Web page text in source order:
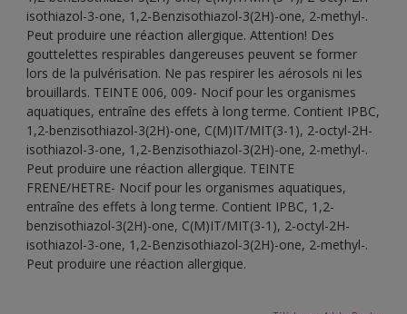
isothiazol-3-one, 1,2-Benzisothiazol-3(2H)-one, 2-methyl-.
Peut produire une réaction allergique. Attention! Des
gouttelettes respirables dangereuses peuvent se former
lors de la pulvérisation. Ne pas respirer les aérosols ni les
brouillards. TEINTE 006, 009- Nocif pour les organismes
aquatiques, entraîne des effets à long terme. Contient IPBC,
1,2-benzisothiazol-3(2H)-one, C(M)IT/MIT(3-1), 2-octyl-2H-
isothiazol-3-one, 1,2-Benzisothiazol-3(2H)-one, 2-methyl-.
Peut produire une réaction allergique. TEINTE
FRENE/HETRE- Nocif pour les organismes aquatiques,
entraîne des effets à long terme. Contient IPBC, 1,2-
benzisothiazol-3(2H)-one, C(M)IT/MIT(3-1), 2-octyl-2H-
isothiazol-3-one, 1,2-Benzisothiazol-3(2H)-one, 2-methyl-.
Peut produire une réaction allergique.